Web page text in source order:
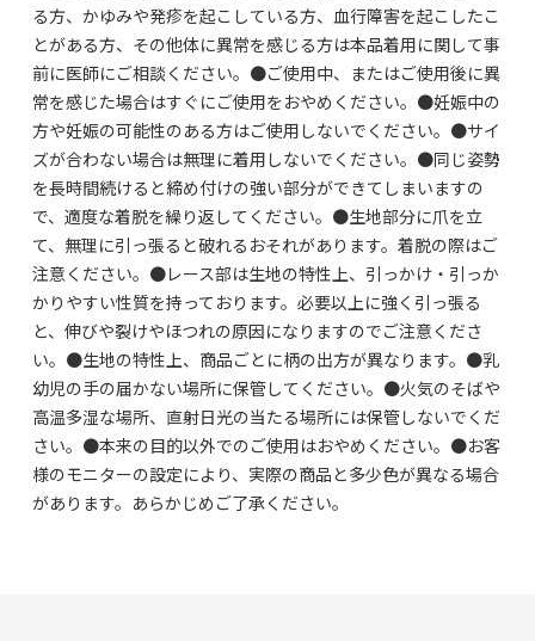
る方、かゆみや発疹を起こしている方、血行障害を起こしたこ
とがある方、その他体に異常を感じる方は本品着用に関して事
前に医師にご相談ください。●ご使用中、またはご使用後に異
常を感じた場合はすぐにご使用をおやめください。●妊娠中の
方や妊娠の可能性のある方はご使用しないでください。●サイ
ズが合わない場合は無理に着用しないでください。●同じ姿勢
を長時間続けると締め付けの強い部分ができてしまいますの
で、適度な着脱を繰り返してください。●生地部分に爪を立
て、無理に引っ張ると破れるおそれがあります。着脱の際はご
注意ください。●レース部は生地の特性上、引っかけ・引っか
かりやすい性質を持っております。必要以上に強く引っ張る
と、伸びや裂けやほつれの原因になりますのでご注意くださ
い。●生地の特性上、商品ごとに柄の出方が異なります。●乳
幼児の手の届かない場所に保管してください。●火気のそばや
高温多湿な場所、直射日光の当たる場所には保管しないでくだ
さい。●本来の目的以外でのご使用はおやめください。●お客
様のモニターの設定により、実際の商品と多少色が異なる場合
があります。あらかじめご了承ください。